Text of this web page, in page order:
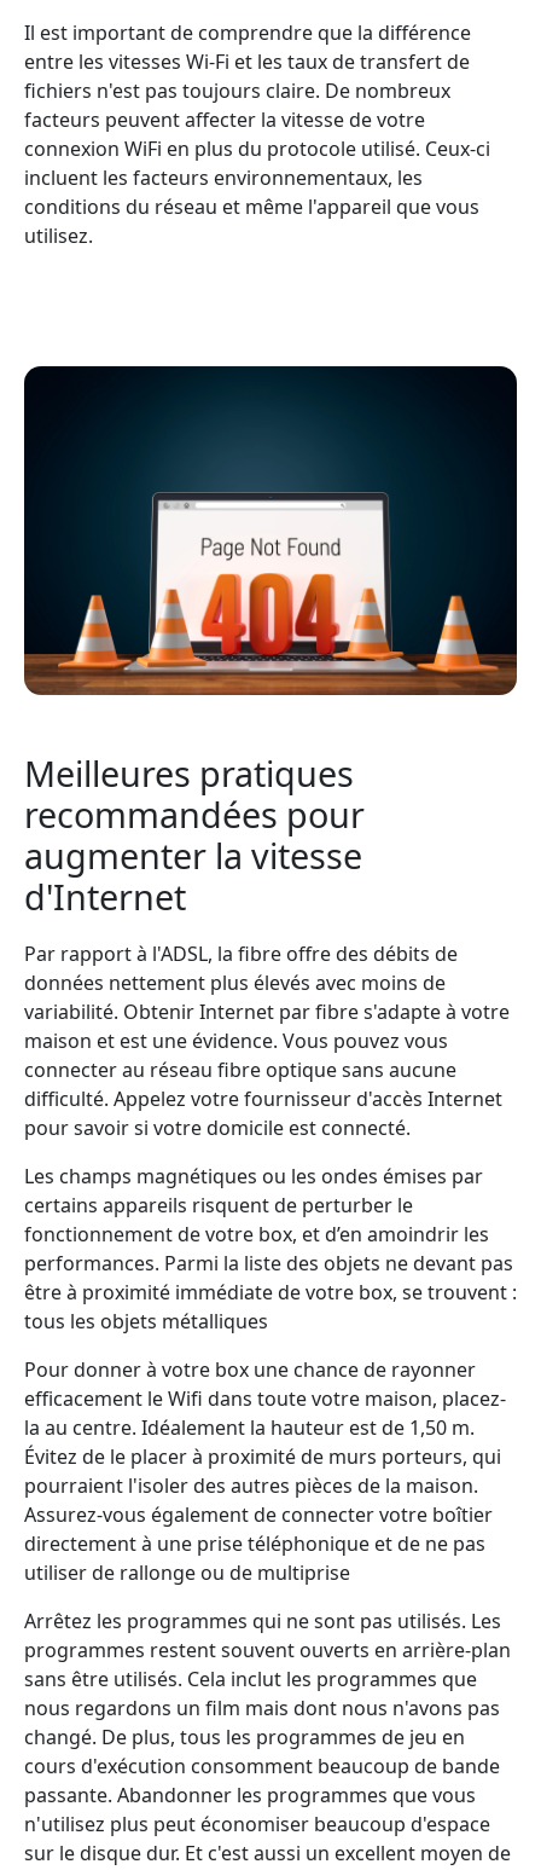
Il est important de comprendre que la différence
entre les vitesses Wi-Fi et les taux de transfert de
fichiers n'est pas toujours claire. De nombreux
facteurs peuvent affecter la vitesse de votre
connexion WiFi en plus du protocole utilisé. Ceux-ci
incluent les facteurs environnementaux, les
conditions du réseau et même l'appareil que vous
utilisez.
Meilleures pratiques
recommandées pour
augmenter la vitesse
d'Internet
Par rapport à l'ADSL, la fibre offre des débits de
données nettement plus élevés avec moins de
variabilité. Obtenir Internet par fibre s'adapte à votre
maison et est une évidence. Vous pouvez vous
connecter au réseau fibre optique sans aucune
difficulté. Appelez votre fournisseur d'accès Internet
pour savoir si votre domicile est connecté.
Les champs magnétiques ou les ondes émises par
certains appareils risquent de perturber le
fonctionnement de votre box, et d’en amoindrir les
performances. Parmi la liste des objets ne devant pas
être à proximité immédiate de votre box, se trouvent :
tous les objets métalliques
Pour donner à votre box une chance de rayonner
efficacement le Wifi dans toute votre maison, placez-
la au centre. Idéalement la hauteur est de 1,50 m.
Évitez de le placer à proximité de murs porteurs, qui
pourraient l'isoler des autres pièces de la maison.
Assurez-vous également de connecter votre boîtier
directement à une prise téléphonique et de ne pas
utiliser de rallonge ou de multiprise
Arrêtez les programmes qui ne sont pas utilisés. Les
programmes restent souvent ouverts en arrière-plan
sans être utilisés. Cela inclut les programmes que
nous regardons un film mais dont nous n'avons pas
changé. De plus, tous les programmes de jeu en
cours d'exécution consomment beaucoup de bande
passante. Abandonner les programmes que vous
n'utilisez plus peut économiser beaucoup d'espace
sur le disque dur. Et c'est aussi un excellent moyen de